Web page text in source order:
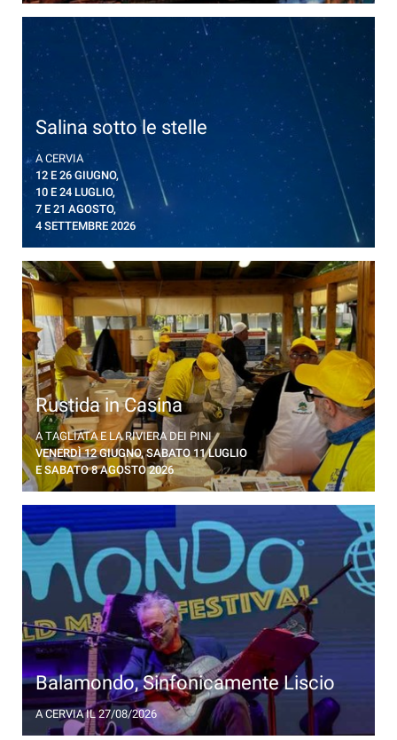
Salina sotto le stelle
Osservazione delle stelle nella Salina di Cervia, in
compagnia di un astrofisico
A CERVIA
12 E 26 GIUGNO,
10 E 24 LUGLIO,
7 E 21 AGOSTO,
4 SETTEMBRE 2026
Rustida in Casina
Menù della tradizione dei pescatori nella Casina del
Parco dei Gemelli di Tagliata
A TAGLIATA E LA RIVIERA DEI PINI
VENERDÌ 12 GIUGNO, SABATO 11 LUGLIO
E SABATO 8 AGOSTO 2026
Balamondo, Sinfonicamente Liscio
Mirko Casadei Popular Folk Orchestra e Forlì
Musica Orchestra, special guest Danilo Rossi
A CERVIAIL 27/08/2026